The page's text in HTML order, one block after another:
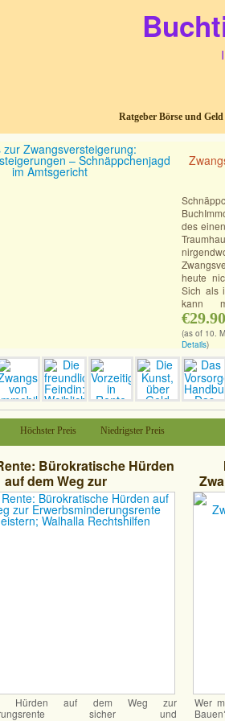
Ratgeber Börse und Geld
des
heute
Sich als
kann
€29.90
(as of 10.
Details)
Höchster Preis Niedrigster Preis
Bürokratische Hürden
auf dem Weg zur
sicher
Walhalla Rechtshilfen
Hürden auf dem Weg zur
sicher und
Wer